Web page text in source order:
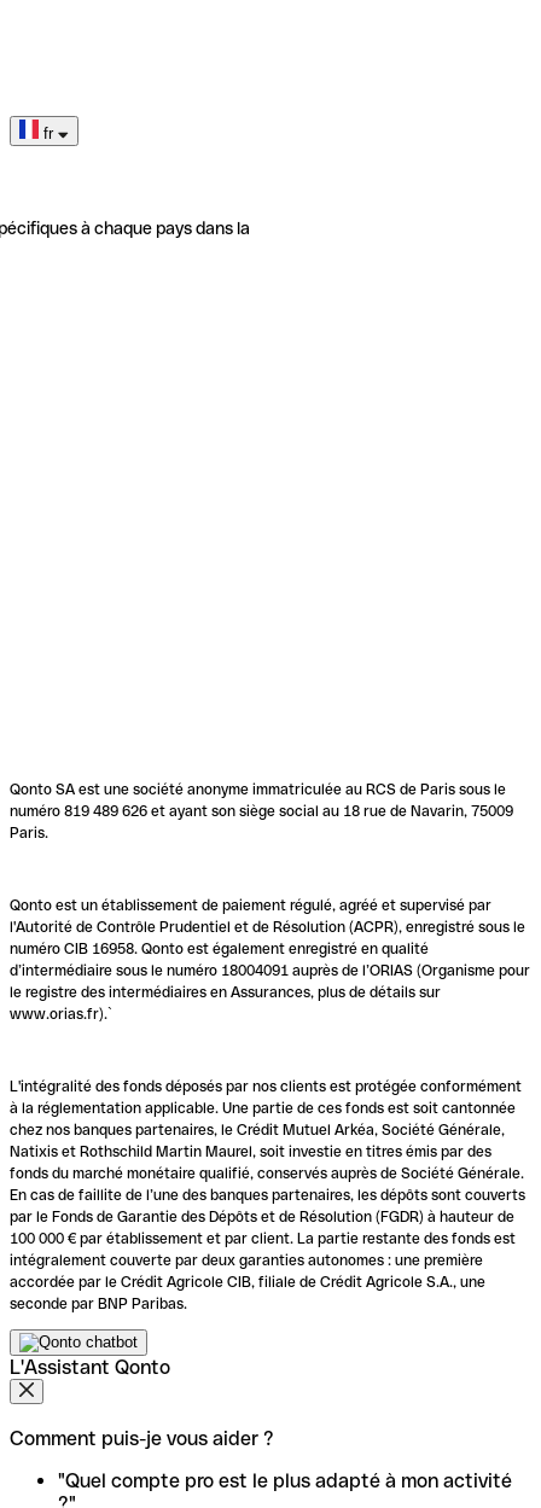
fr
à chaque pays dans la
Qonto SA est une société anonyme immatriculée au RCS de Paris sous le
numéro 819 489 626 et ayant son siège social au 18 rue de Navarin, 75009
Paris.
Qonto est un établissement de paiement régulé, agréé et supervisé par
l'Autorité de Contrôle Prudentiel et de Résolution (ACPR), enregistré sous le
numéro CIB 16958. Qonto est également enregistré en qualité
d’intermédiaire sous le numéro 18004091 auprès de l’ORIAS (Organisme pour
le registre des intermédiaires en Assurances, plus de détails sur
www.orias.fr).`
L'intégralité des fonds déposés par nos clients est protégée conformément
à la réglementation applicable. Une partie de ces fonds est soit cantonnée
chez nos banques partenaires, le Crédit Mutuel Arkéa, Société Générale,
Natixis et Rothschild Martin Maurel, soit investie en titres émis par des
fonds du marché monétaire qualifié, conservés auprès de Société Générale.
En cas de faillite de l’une des banques partenaires, les dépôts sont couverts
par le Fonds de Garantie des Dépôts et de Résolution (FGDR) à hauteur de
100 000 € par établissement et par client. La partie restante des fonds est
intégralement couverte par deux garanties autonomes : une première
accordée par le Crédit Agricole CIB, filiale de Crédit Agricole S.A., une
seconde par BNP Paribas.
L'Assistant Qonto
Comment puis-je vous aider ?
"Quel compte pro est le plus adapté à mon activité